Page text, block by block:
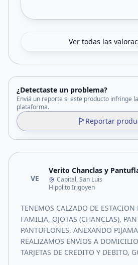
Ver todas las
¿Detectaste un problema?
Enviá un reporte si este producto infringe
plataforma.
Reportar
VE
Verito Chanclas y
Capital, San Luis
Hipolito Irigoyen
TENEMOS CALZADO DE ESTACION
FAMILIA, OJOTAS (CHANCLAS),
PANTUFLONES, ANEXANDO
REALIZAMOS ENVIOS A
TARJETAS DE CREDITO Y DEBITO,